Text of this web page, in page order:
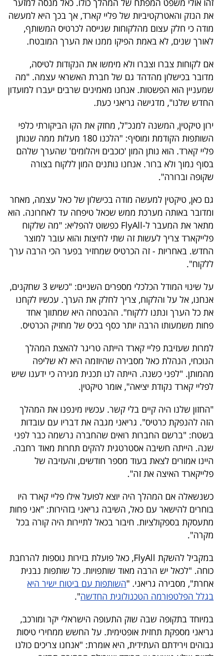
זהו אולי משפט המפתח של המהלך כולו. כאל מנסה למזער
את הנזק והאטרקטיביות של פליי קארד, אך בכך היא למעשה
מודה כי חלק עצום מהלקוחות שגייסה לכרטיס המשותף,
לאורך שנים, לא באמת הפיקו ממנו את הערך המובטח.
אם לקוחות צברו וצברו ולא מימשו את הנקודות לטיסה,
מדובר בכישלון מהדהד גם של חברת האשראי עצמה. "מה
שמעניין הוא הפשטות. אנחנו מאמינים שרבים יעברו למועדון
החדש שלנו", מדגישה גריאני כעת.
ירון טיקטין, המשנה למנכ"ל, מחזק את הקו הביקורתי כלפי
השותפות הקודמת ומוסיף: "הלכנו 180 מעלות ממה שנותן
פליי קארד. הוא נותן המון 'כוכבים ויהלומים' שהערך שלהם
בסוף נמוך ולא ברור. אנחנו נותנים המון ללקוח בצורה
שקופה וברורה".
גם כאן, טיקטין למעשה מודה בכישלון של כאל עצמה, מאחר
ומדובר באותה מערכת ממש שכאל טיפחה עד לאחרונה. הוא
מתאר את המעבר ל-FlyAll כפשוט להפליא: "מה שלקוח
פלייקארד צריך לעשות זה שתי לחיצות והוא עובר למוצר
החדש. באחריות - זה הכרטיס שמחזיר בפער הכי הרבה ערך
ללקוח".
על שינוי המודל הכלכלי מספרים השניים: "כשיש 3 שחקנים,
אנחנו, אל על והלקוח, צריך לחלק את הערך. עכשיו לקחנו
את כל הערך ונתנו ללקוח". ההבטחה היא שמתווך אחד
פחות משמעותו הרבה יותר כסף בכיס של מחזיק הכרטיס.
למרות שעזיבת פליי קארד הייתה טריגר להאצת המהלך
הנוכחי, הנהלת כאל מסבירה שהיוזמה היא לא שליפה
מהמותן. "לפני כשנה. הייתה לנו תכנית מגירה כי ידענו שיש
לפליי קארד נקודת יציאה", אומר טיקטין.
"החזון שלנו היה קיים בלי קשר. עכשיו מינפנו את המהלך
הזה להנפקת כרטיס". גריאני מגבה את דבריו עם עובדות
בשטח: "ברשם החברות רואים שהחברה נרשמה כבר לפני
שנה. הייתה חשיבה אסטרטגית להקים תחרות מאוד רחבה.
היינו אמורים לצאת בעוד מספר חודשים, והעזיבה של
פלייקארד האיצה את זה".
כשנשאלה אם המהלך היה יוצא לפועל אילו פליי קארד היו
בוחרים להישאר עם כאל, השיבה גריאני בזהירות: "אני פחות
מתעסקת בספקולציות. חיבור בכאל לתיירות היה קורה בכל
מקרה".
במקביל להשקת FlyAll, כאל פועלת בזירות נוספות להרחבת
כוחה. "לכאל יש הרבה מאוד שותפויות. כל שותפות נבנית
אחרת", מסבירה גריאני. "השותפות עם ביטוח ישיר היא
בגלל הפלטפורמה הטכנולוגית החדשה".
במיוחד בתקופה שבה שוק התעופה הישראלי יקר ומורכב,
גריאני מספקת תחזית אופטימית. על החשש ממחירי טיסות
גבוהים וירידתם העתידית, היא אומרת: "אנחנו צריכים כולנו